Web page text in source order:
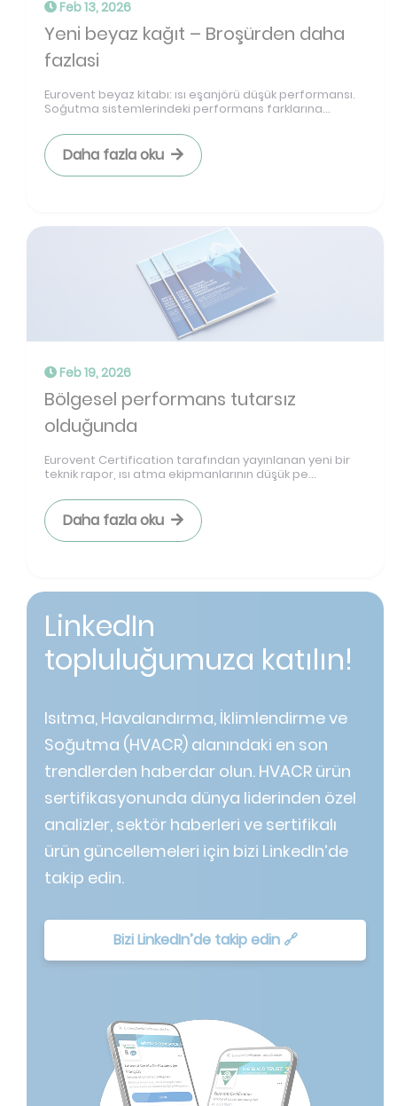
Feb 13, 2026
Yeni beyaz kağıt – Broşürden daha
fazlasi
Eurovent beyaz kitabı: ısı eşanjörü düşük performansı.
Soğutma sistemlerindeki performans farklarına...
Daha fazla oku
Feb 19, 2026
Bölgesel performans tutarsız
olduğunda
Eurovent Certification tarafından yayınlanan yeni bir
teknik rapor, ısı atma ekipmanlarının düşük pe...
Daha fazla oku
LinkedIn
topluluğumuza katılın!
Isıtma, Havalandırma, İklimlendirme ve
Soğutma (HVACR) alanındaki en son
trendlerden haberdar olun. HVACR ürün
sertifikasyonunda dünya liderinden özel
analizler, sektör haberleri ve sertifikalı
ürün güncellemeleri için bizi LinkedIn’de
takip edin.
Bizi LinkedIn’de takip edin 🔗